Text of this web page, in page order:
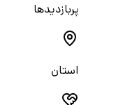
پربازدیدها
استان